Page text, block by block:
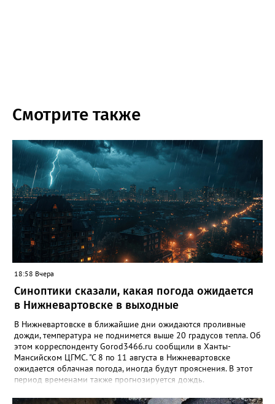
Смотрите также
18:58 Вчера
Синоптики сказали, какая погода ожидается
в Нижневартовске в выходные
В Нижневартовске в ближайшие дни ожидаются проливные
дожди, температура не поднимется выше 20 градусов тепла. Об
этом корреспонденту Gorod3466.ru сообщили в Ханты-
Мансийском ЦГМС. "С 8 по 11 августа в Нижневартовске
ожидается облачная погода, иногда будут прояснения. В этот
период временами также прогнозируется дождь.